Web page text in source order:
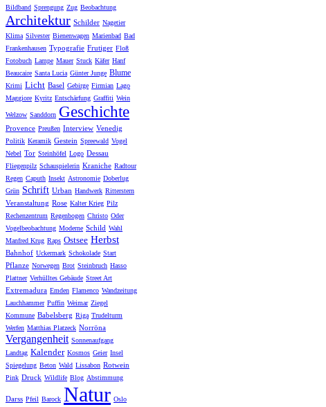
Bildband Sprengung Zug Beobachtung
Architektur Schilder Nagetier
Klima Silvester Bienenwagen Marienbad Bad
Frankenhausen Typografie Frutiger Floß
Fotobuch Lampe Mauer Stuck Käfer Hanf
Beaucaire Santa Lucia Günter Junge Blume
Krimi Licht Basel Gebirge Firmian Lago
Maggiore Kyritz Entschärfung Graffiti Wein
Welzow Sanddorn Geschichte
Provence Preußen Interview Venedig
Politik Keramik Gestein Spreewald Vogel
Nebel Tor Steinhöfel Logo Dessau
Fliegenpilz Schauspielerin Kraniche Radtour
Regen Caputh Insekt Astronomie Doberlug
Grün Schrift Urban Handwerk Ritterstern
Veranstaltung Rose Kalter Krieg Pilz
Rechenzentrum Regenbogen Christo Oder
Vogelbeobachtung Moderne Schild Wahl
Manfred Krug Raps Ostsee Herbst
Bahnhof Uckermark Schokolade Start
Pflanze Norwegen Brot Steinbruch Hasso
Plattner Verhülltes Gebäude Street Art
Extremadura Emden Flamenco Wandzeitung
Lauchhammer Puffin Weimar Ziegel
Kommune Babelsberg Riga Trudelturm
Werfen Matthias Platzeck Norröna
Vergangenheit Sonnenaufgang
Landtag Kalender Kosmos Geier Insel
Spiegelung Beton Wald Lissabon Rotwein
Pink Druck Wildlife Blog Abstimmung
Darss Pfeil Barock Natur Oslo